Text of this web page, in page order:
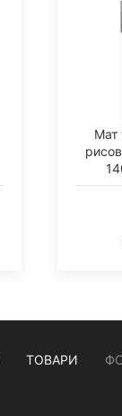
Мат
ТОВАРИ